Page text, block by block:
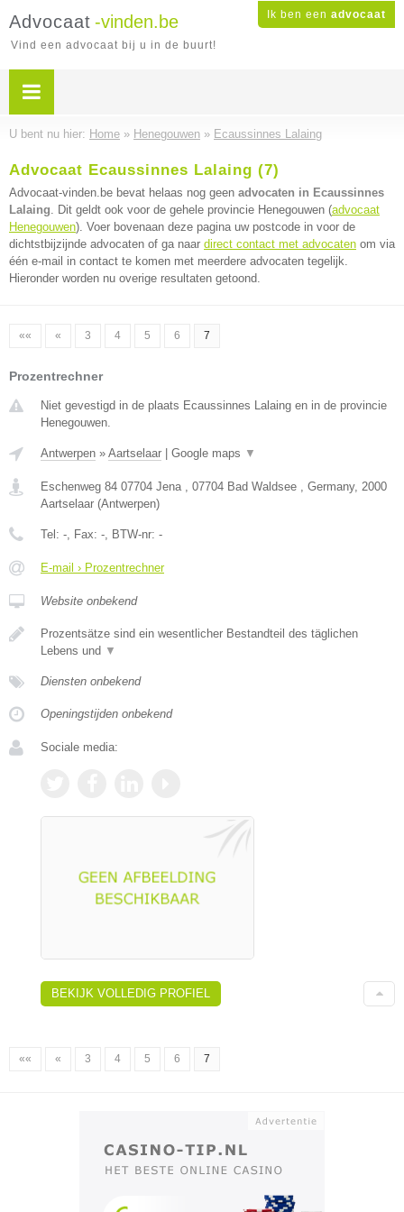
Ik ben een advocaat
Advocaat -vinden.be
Vind een advocaat bij u in de buurt!
U bent nu hier: Home » Henegouwen » Ecaussinnes Lalaing
Advocaat Ecaussinnes Lalaing (7)
Advocaat-vinden.be bevat helaas nog geen advocaten in Ecaussinnes
Lalaing. Dit geldt ook voor de gehele provincie Henegouwen (advocaat
Henegouwen). Voer bovenaan deze pagina uw postcode in voor de
dichtstbijzijnde advocaten of ga naar direct contact met advocaten om via
één e-mail in contact te komen met meerdere advocaten tegelijk.
Hieronder worden nu overige resultaten getoond.
«« « 3 4 5 6 7
Prozentrechner
Niet gevestigd in de plaats Ecaussinnes Lalaing en in de provincie
Henegouwen.
Antwerpen » Aartselaar Google maps ▼
Eschenweg 84 07704 Jena , 07704 Bad Waldsee , Germany, 2000
Aartselaar (Antwerpen)
Tel: -, Fax: -, BTW-nr: -
E-mail › Prozentrechner
Website onbekend
Prozentsätze sind ein wesentlicher Bestandteil des täglichen
Lebens und ▼
Diensten onbekend
Openingstijden onbekend
Sociale media:
BEKIJK VOLLEDIG PROFIEL
«« « 3 4 5 6 7